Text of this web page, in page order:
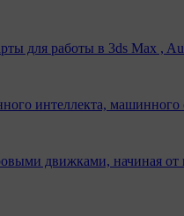
для работы в 3ds Max ,
интеллекта, машинного
движками, начиная